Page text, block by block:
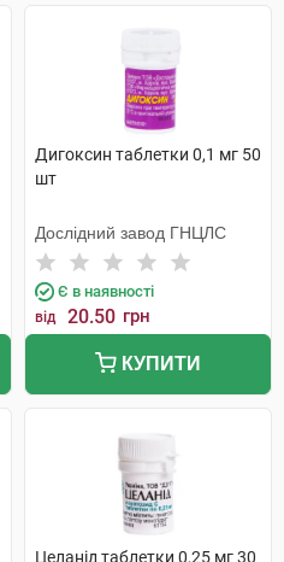
Дигоксин таблетки 0,1 мг 50
шт
Дослідний завод ГНЦЛС
Є в наявності
від 20.50 грн
КУПИТИ
Целанід таблетки 0,25 мг 30